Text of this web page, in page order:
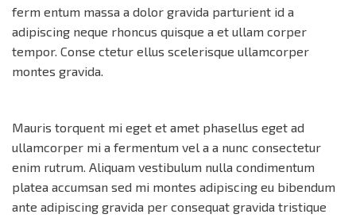
ferm entum massa a dolor gravida parturient id a
adipiscing neque rhoncus quisque a et ullam corper
tempor. Conse ctetur ellus scelerisque ullamcorper
montes gravida.
Mauris torquent mi eget et amet phasellus eget ad
ullamcorper mi a fermentum vel a a nunc consectetur
enim rutrum. Aliquam vestibulum nulla condimentum
platea accumsan sed mi montes adipiscing eu bibendum
ante adipiscing gravida per consequat gravida tristique